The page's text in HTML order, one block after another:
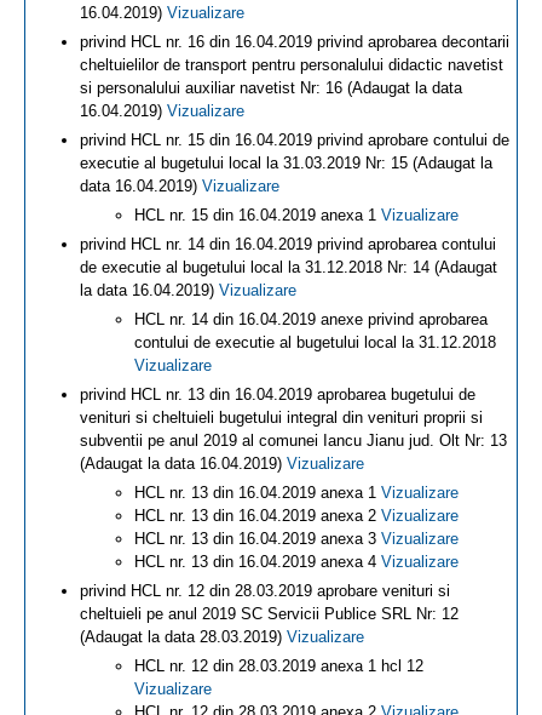
16.04.2019) Vizualizare
privind HCL nr. 16 din 16.04.2019 privind aprobarea decontarii
cheltuielilor de transport pentru personalului didactic navetist
si personalului auxiliar navetist Nr: 16 (Adaugat la data
16.04.2019) Vizualizare
privind HCL nr. 15 din 16.04.2019 privind aprobare contului de
executie al bugetului local la 31.03.2019 Nr: 15 (Adaugat la
data 16.04.2019) Vizualizare
HCL nr. 15 din 16.04.2019 anexa 1 Vizualizare
privind HCL nr. 14 din 16.04.2019 privind aprobarea contului
de executie al bugetului local la 31.12.2018 Nr: 14 (Adaugat
la data 16.04.2019) Vizualizare
HCL nr. 14 din 16.04.2019 anexe privind aprobarea
contului de executie al bugetului local la 31.12.2018
Vizualizare
privind HCL nr. 13 din 16.04.2019 aprobarea bugetului de
venituri si cheltuieli bugetului integral din venituri proprii si
subventii pe anul 2019 al comunei Iancu Jianu jud. Olt Nr: 13
(Adaugat la data 16.04.2019) Vizualizare
HCL nr. 13 din 16.04.2019 anexa 1 Vizualizare
HCL nr. 13 din 16.04.2019 anexa 2 Vizualizare
HCL nr. 13 din 16.04.2019 anexa 3 Vizualizare
HCL nr. 13 din 16.04.2019 anexa 4 Vizualizare
privind HCL nr. 12 din 28.03.2019 aprobare venituri si
cheltuieli pe anul 2019 SC Servicii Publice SRL Nr: 12
(Adaugat la data 28.03.2019) Vizualizare
HCL nr. 12 din 28.03.2019 anexa 1 hcl 12
Vizualizare